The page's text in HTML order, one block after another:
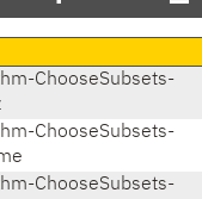
ChooseSubsets-
ChooseSubsets-
ChooseSubsets-